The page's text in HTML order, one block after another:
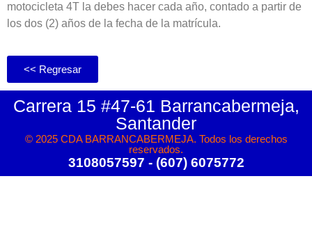
motocicleta 4T la debes hacer cada año, contado a partir de
los dos (2) años de la fecha de la matrícula.
<< Regresar
Carrera 15 #47-61 Barrancabermeja,
Santander
© 2025 CDA BARRANCABERMEJA. Todos los derechos
reservados.
3108057597 - (607) 6075772